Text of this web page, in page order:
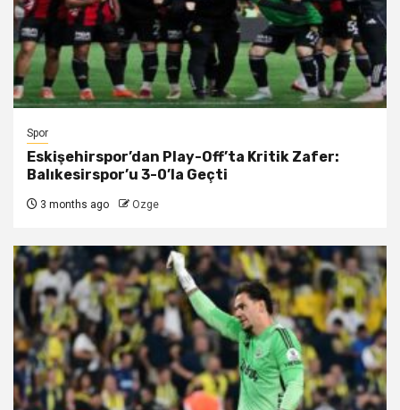
Spor
Eskişehirspor’dan Play-Off’ta Kritik Zafer:
Balıkesirspor’u 3-0’la Geçti
3 months ago Ozge